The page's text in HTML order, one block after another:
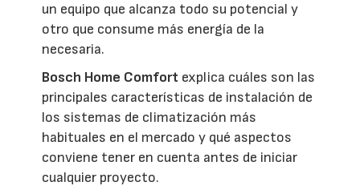
un equipo que alcanza todo su potencial y
otro que consume más energía de la
necesaria.
Bosch Home Comfort explica cuáles son las
principales características de instalación de
los sistemas de climatización más
habituales en el mercado y qué aspectos
conviene tener en cuenta antes de iniciar
cualquier proyecto.